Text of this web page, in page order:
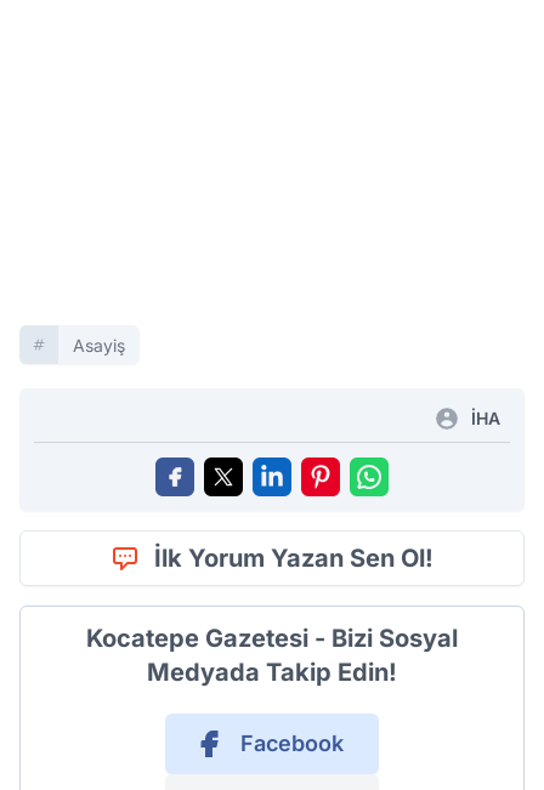
Asayiş
İHA
İlk Yorum Yazan Sen Ol!
Kocatepe Gazetesi - Bizi Sosyal
Medyada Takip Edin!
Facebook